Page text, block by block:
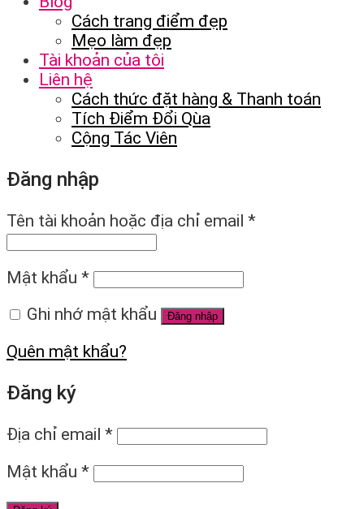
Cách trang điểm đẹp
Mẹo làm đẹp
Tài khoản của tôi
Liên hệ
Cách thức đặt hàng & Thanh toán
Tích Điểm Đổi Qùa
Cộng Tác Viên
Đăng nhập
Tên tài khoản hoặc địa chỉ email *
Mật khẩu *
Ghi nhớ mật khẩu
Đăng nhập
Quên mật khẩu?
Đăng ký
Địa chỉ email *
Mật khẩu *